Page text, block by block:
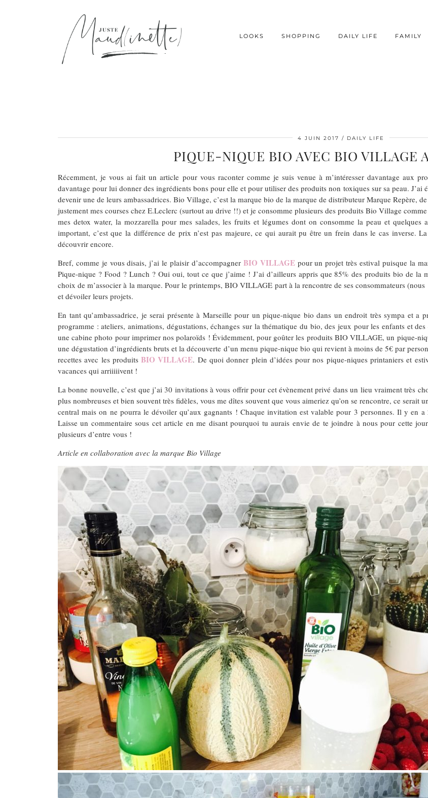
LOOKS SHOPPING DAILY LIFE FAMILY
4 JUIN 2017 DAILY LIFE
PIQUE-NIQUE BIO AVEC BIO VILLAGE
Récemment, je vous ai fait un article pour vous raconter comme je suis venue à m’intéresser davantage aux
davantage pour lui donner des ingrédients bons pour elle et pour utiliser des produits non toxiques sur sa peau. J’ai
devenir une de leurs ambassadrices. Bio Village, c’est la marque bio de la marque de distributeur Marque Repère,
justement mes courses chez E.Leclerc (surtout au drive !!) et je consomme plusieurs des produits Bio Village
mes detox water, la mozzarella pour mes salades, les fruits et légumes dont on consomme la peau et quelques
important, c’est que la différence de prix n’est pas majeure, ce qui aurait pu être un frein dans le cas inverse.
découvrir encore.
Bref, comme je vous disais, j’ai le plaisir d’accompagner BIO VILLAGEpour un projet très estival puisque la
Pique-nique ? Food ? Lunch ? Oui oui, tout ce que j’aime ! J’ai d’ailleurs appris que 85% des produits bio de la
choix de m’associer à la marque. Pour le printemps, BIO VILLAGE part à la rencontre de ses consommateurs
et dévoiler leurs projets.
En tant qu’ambassadrice, je serai présente à Marseille pour un pique-nique bio dans un endroit très sympa et a
programme : ateliers, animations, dégustations, échanges sur la thématique du bio, des jeux pour les enfants et
une cabine photo pour imprimer nos polaroïds ! Évidemment, pour goûter les produits BIO VILLAGE, un pique-
une dégustation d’ingrédients bruts et la découverte d’un menu pique-nique bio qui revient à moins de 5€ par
recettes avec les produitsBIO VILLAGE. De quoi donner plein d’idées pour nos pique-niques printaniers et
vacances qui arriiiiivent !
La bonne nouvelle, c’est que j’ai 30 invitations à vous offrir pour cet évènement privé dans un lieu vraiment très
plus nombreuses et bien souvent très fidèles, vous me dîtes souvent que vous aimeriez qu’on se rencontre, ce
central mais on ne pourra le dévoiler qu’aux gagnants ! Chaque invitation est valable pour 3 personnes. Il y en
Laisse un commentaire sous cet article en me disant pourquoi tu aurais envie de te joindre à nous pour cette
plusieurs d’entre vous !
Article en collaboration avec la marque Bio Village